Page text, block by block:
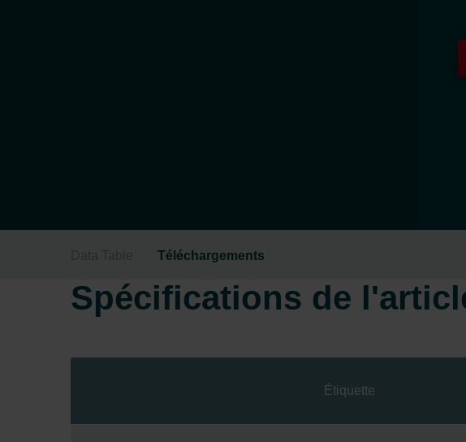
Data Table Téléchargements
Spécifications de
Étiquette